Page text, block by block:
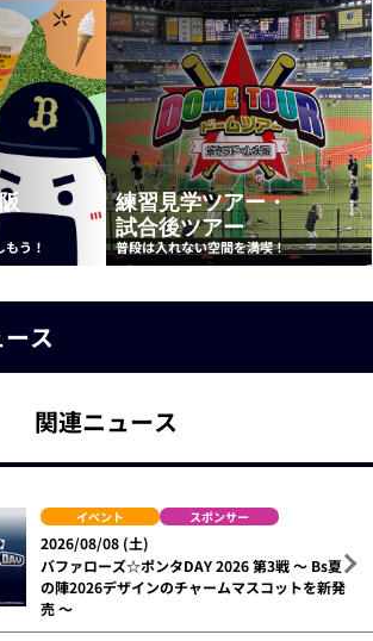
う！
練習見学ツアー・
試合後ツアー
普段は入れない空間を満喫！
ス
関連ニュース
イベント スポンサー
2026/08/08 (土)
バファローズ☆ポンタDAY 2026 第3戦 ～ Bs夏
の陣2026デザインのチャームマスコットを新発
売 ～